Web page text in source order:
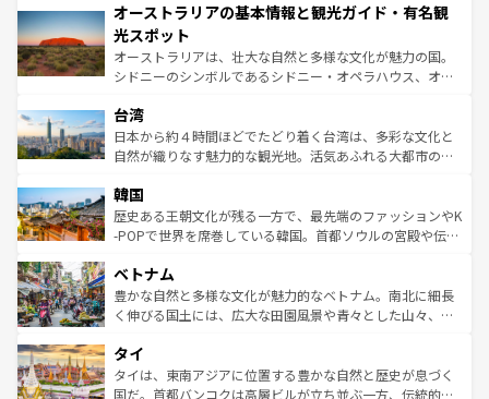
部のニューオーリンズでは、音楽と美食が融合した独特の
文化が魅力。旅行者はアメリカの各地域で異なる魅力を楽
しみながら、その多様性と豊かな歴史を感じることができ
るだろう。車でのロードトリップや列車の旅も、アメリカ
情報は
ワイ島は見逃せない。また、定番の観光地といえばオアフ
島だが、静かな自然を求めるならマウイ島やカウアイ島が
おすすめ。エメラルドグリーンに輝く海をはじめ、豊かな
文化や歴史が息づいている。「アロハスピリット」と呼ば
人々、おいしいローカルフードやハワイアンミュージッ
ク、伝統的なフラダンスなど、すべてがハワイの魅力を彩
っている。訪れるたびに新しい発見と感動が待っているハ
はコンテンツ一覧
オーストラリアの基本情報と観光ガイド・有名観
光スポット
オーストラリアは、壮大な自然と多様な文化が魅力の国。
シドニーのシンボルであるシドニー・オペラハウス、オー
リアリーフや大陸中央部にそびえるウルル（エアーズロッ
ク）、タスマニアの美しい原生林やケアンズの熱帯雨林な
ど、見どころがたくさん。また、カフェやワイン、オージ
いる。アクティビティも充実しており、サーフィンやダイ
ビング、ハイキングなど、アウトドア好きにはたまらな
い。オーストラリアの多彩な魅力を存分に味わいつくそ
参照してほしい。
台湾
日本から約４時間ほどでたどり着く台湾は、多彩な文化と
自然が織りなす魅力的な観光地。活気あふれる大都市の台
ン）、静ひつな山岳地帯である台湾東部など、都市の喧騒
と山間の静けさが共存しており、訪れる人に新しい発見と
驚きをもたらしてくれる。また、奥深い台湾の食文化も魅
容にもいいと評判のスイーツなど、バラエティ豊かな料理
が味わえる。 なお、新着の台湾情報は コンテンツ一覧を参
照してほしい。
韓国
歴史ある王朝文化が残る一方で、最先端のファッションやK
-POPで世界を席巻している韓国。首都ソウルの宮殿や伝統
き、地方に足を延ばせば四季折々の自然美を楽しむことが
できる。そして、キムチや焼肉、絶品のストリートフード
まで、さまざまな韓国料理が待っている。夜には、韓国な
リティに包まれながら、韓国の多彩な魅力を心ゆくまで味
わってみてほしい。 なお、新着の韓国情報はコンテンツ一
覧を参照してほしい。
ベトナム
豊かな自然と多様な文化が魅力的なベトナム。南北に細長
く伸びる国土には、広大な田園風景や青々とした山々、世
急速な発展と共に伝統が息づく。ハノイの古い町並みやホ
ーチミン市のフランス統治時代の建物も、独特の雰囲気を
醸し出している。また、バラエティの豊かさとおいしさで
タイ
タイは、東南アジアに位置する豊かな自然と歴史が息づく
国だ。首都バンコクは高層ビルが立ち並ぶ一方、伝統的な